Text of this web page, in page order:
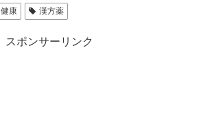
健康 漢方薬
スポンサーリンク